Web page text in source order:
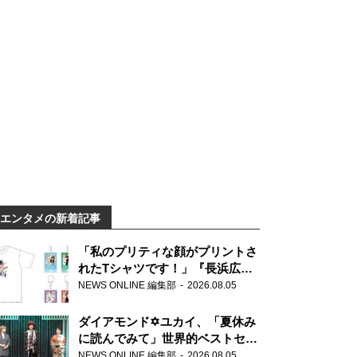
エンタメの新着記事
「私のプリティな顔がプリントさ
れたTシャツです！」『長浜広奈
天下無双』初の番組グッズ発売
NEWS ONLINE 編集部 2026.08.05
ダイアモンド✡ユカイ、「夏休み
に読んでみて」世界的ベストセラ